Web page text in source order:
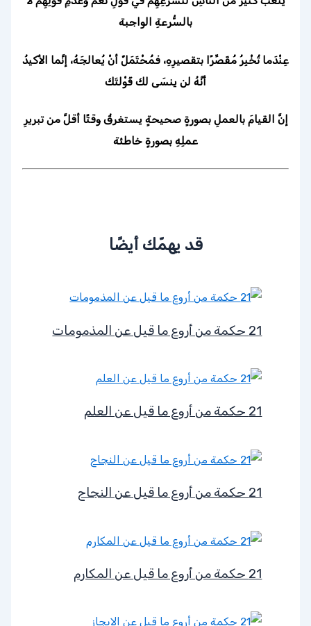
بالسُّرعةِ الواجبة
عِنْدَما تُخْبِرُ مُقَصِّرًا بتقصيرِهِ، فمُحْتَمَلٌ أنْ يُعالجَهُ، إنَّما الأكيدُ
أنَّهُ لن ينسَى لك قَوْلتَك
إنَّ القيامَ بالعملِ بصورةٍ صحيحةٍ يستغرقُ وقتًا أقلَّ من تبريرِ
عملِهِ بصورةٍ خاطئة
قد يهمّك أيضًا
21 حكمة من أروع ما قيل عن المذمومات
21 حكمة من أروع ما قيل عن العلم
21 حكمة من أروع ما قيل عن النجاح
21 حكمة من أروع ما قيل عن المكارم